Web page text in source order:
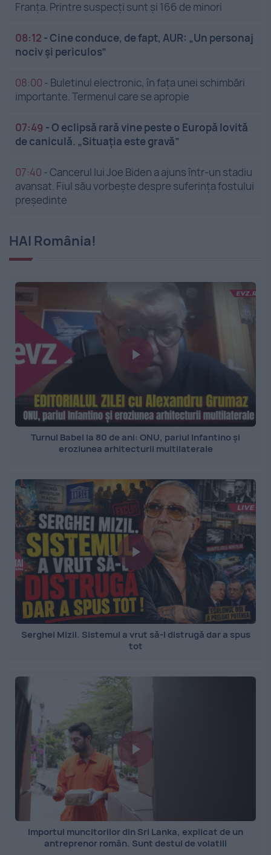
Franța. Printre suspecți sunt și 166 de minori
08:12 -Cine conduce, de fapt, AUR: „Un personaj
nociv și periculos”
08:00 - Buletinul electronic, în fața unei schimbări
importante. Termenul care se apropie
07:49 -O eclipsă rară vine peste o Europă lovită
de caniculă. „Situația este gravă”
07:40 -Cancerul lui Joe Biden a ajuns într-un stadiu
avansat. Fiul său vorbește despre suferința fostului
președinte
HAI România!
Turnul Babel la 80 de ani: ONU, pariul Infantino și
eroziunea arhitecturii multilaterale
Serghei Mizil. Sistemul a vrut să-l distrugă dar a spus
tot
Importul muncitorilor din Sri Lanka, explicat de un
antreprenor român. Sunt destul de volatili